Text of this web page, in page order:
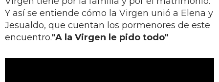
Y así se entiende cómo la Virgen unió a Elena y
Jesualdo, que cuentan los pormenores de este
encuentro."A la Virgen le pido todo"